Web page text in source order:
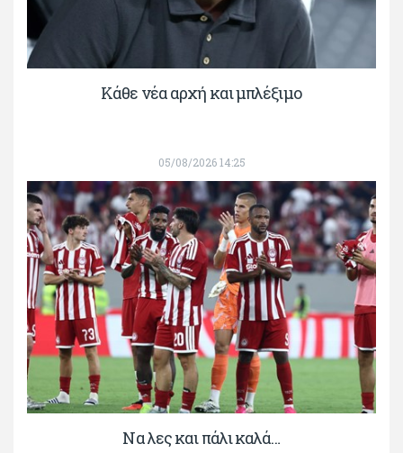
Κάθε νέα αρχή και μπλέξιμο
05/08/2026 14:25
Να λες και πάλι καλά…